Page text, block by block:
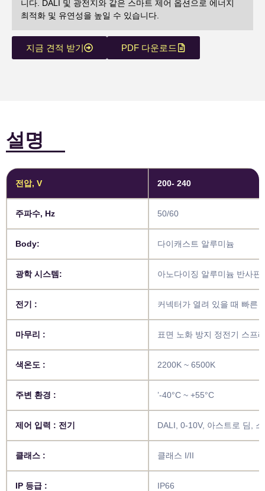
니다. DALI 및 광전지와 같은 스마트 제어 옵션으로 에너지
최적화 및 유연성을 높일 수 있습니다.
지금 견적 받기 PDF 다운로드
설명
전압, V 200- 240
주파수, Hz 50/60
Body: 다이캐스트 알루미늄
광학 시스템: 아노다이징 알루미늄 반사판
전기 : 커넥터가 열려 있을 때 빠른
마무리 : 표면 노화 방지 정전기 스프
색온도 : 2200K ~ 6500K
주변 환경 : ’-40°C ~ +55°C
제어 입력 : 전기 DALI, 0-10V, 아스트로 딤,
클래스 : 클래스 I/II
IP 등급 : IP66